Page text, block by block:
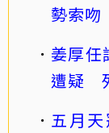
勢索
姜厚任
遭疑
五月